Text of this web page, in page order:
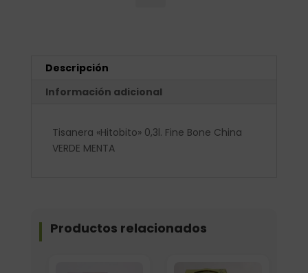
Descripción
Información adicional
Tisanera «Hitobito» 0,3l. Fine Bone China
VERDE MENTA
Productos relacionados